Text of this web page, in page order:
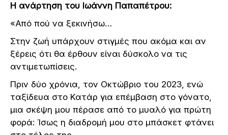
Η ανάρτηση του Ιωάννη Παπαπέτρου:
«Από πού να ξεκινήσω…
Στην ζωή υπάρχουν στιγμές που ακόμα και αν
ξέρεις ότι θα έρθουν είναι δύσκολο να τις
αντιμετωπίσεις.
Πριν δύο χρόνια, τον Οκτώβριο του 2023, ενώ
ταξίδευα στο Κατάρ για επέμβαση στο γόνατο,
μια σκέψη μου πέρασε από το μυαλό για πρώτη
φορά: Ίσως η διαδρομή μου στο μπάσκετ φτάνει